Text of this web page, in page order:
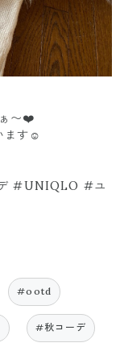
〜❤️
ます☺️
#UNIQLO #ユ
#ootd
#秋コーデ